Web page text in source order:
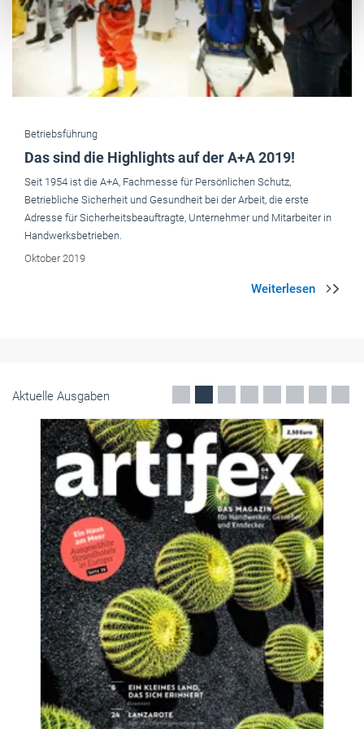
Betriebsführung
Das sind die Highlights auf der A+A 2019!
Seit 1954 ist die A+A, Fachmesse für Persönlichen Schutz,
Betriebliche Sicherheit und Gesundheit bei der Arbeit, die erste
Adresse für Sicherheitsbeauftragte, Unternehmer und Mitarbeiter in
Handwerksbetrieben.
Oktober 2019
Aktuelle Ausgaben